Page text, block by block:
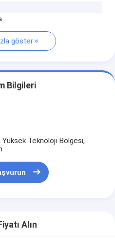
göster
Bilgileri
Teknoloji Bölgesi,
Alın